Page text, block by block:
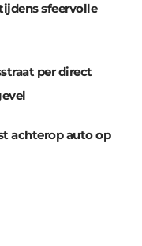
sfeervolle
per direct
achterop auto op